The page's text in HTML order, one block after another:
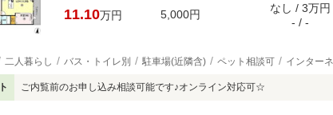
11.10万円 5,000円
なし / 3万円
- / -
二人暮らし バス・トイレ別 駐車場(近隣含) ペット相談可 インター
ご内覧前のお申し込み相談可能です♪オンライン対応可☆